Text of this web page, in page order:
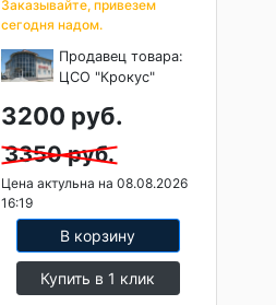
Заказывайте, привезем
сегодня надом.
Продавец товара:
ЦСО "Крокус"
3200 руб.
3350 руб.
Цена актульна на 08.08.2026
16:19
В корзину
Купить в 1 клик